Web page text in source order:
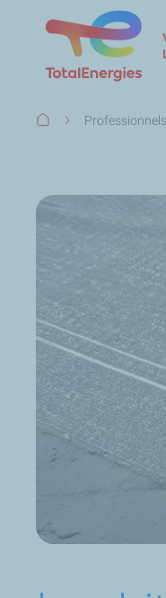
Fil